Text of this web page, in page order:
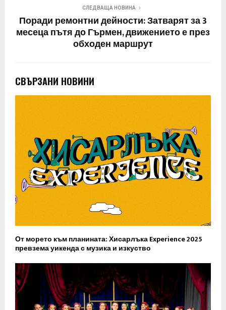
СЛЕДВАЩА НОВИНА
Поради ремонтни дейности: Затварят за 3
месеца пътя до Гърмен, движението е през
обходен маршрут
СВЪРЗАНИ НОВИНИ
От морето към планината: Хисарлъка Experience 2025
превзема уикенда с музика и изкуство